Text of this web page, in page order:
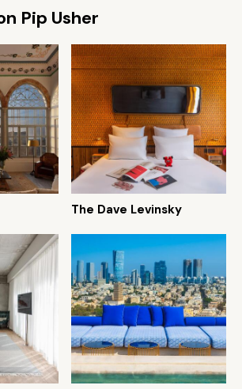
Pip Usher
The Dave Levinsky